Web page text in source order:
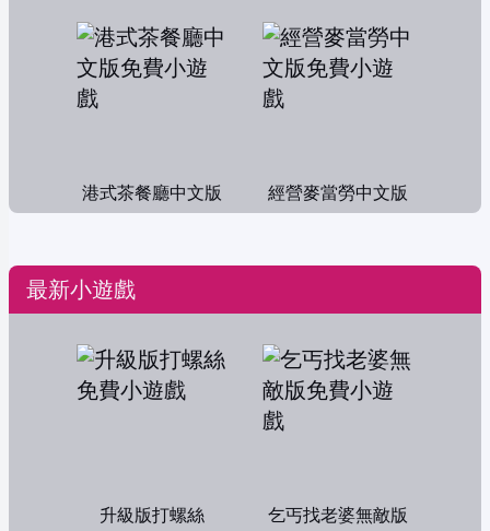
港式茶餐廳中文版 經營麥當勞中文版
最新小遊戲
升級版打螺絲 乞丐找老婆無敵版